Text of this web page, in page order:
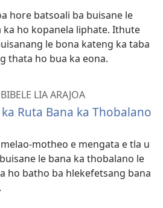
hore batsoali ba buisane le
ka ho kopanela liphate. Ithute
le bona kateng ka taba
thata ho bua ka eona.
LIA ARAJOA
Ruta Bana ka Thobalano
motheo e mengata e tla u
le bana ka thobalano le
ho batho ba hlekefetsang bana